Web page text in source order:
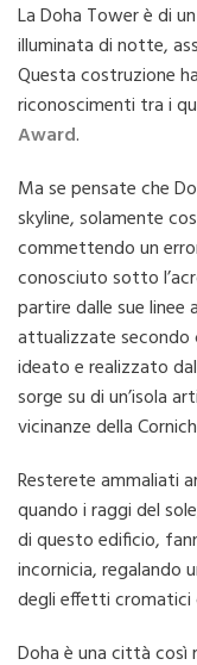
La Doha Tower è di
illuminata di notte,
Questa costruzione
riconoscimenti tra i
Award.
Ma se pensate che
skyline, solamente
commettendo un
conosciuto sotto
partire dalle sue linee
attualizzate secondo
ideato e realizzato
sorge su di un’isola
vicinanze della
Resterete ammaliati
quando i raggi del
di questo edificio,
incornicia, regalando
degli effetti cromatici
Doha è una città così